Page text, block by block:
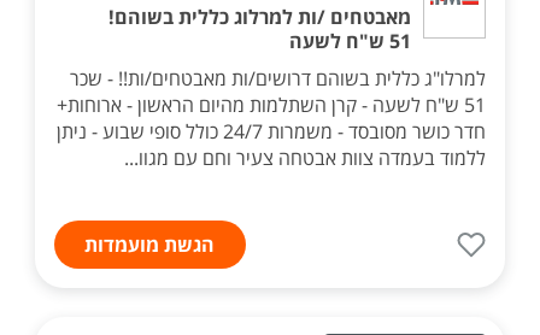
מאבטחים /ות למרלוג כללית בשוהם!
51 ש"ח לשעה
למרלו"ג כללית בשוהם דרושים/ות מאבטחים/ות!! - שכר
51 ש"ח לשעה - קרן השתלמות מהיום הראשון - ארוחות+
חדר כושר מסובסד - משמרות 24/7 כולל סופי שבוע - ניתן
ללמוד בעמדה צוות אבטחה צעיר וחם עם מגוו...
הגשת מועמדות